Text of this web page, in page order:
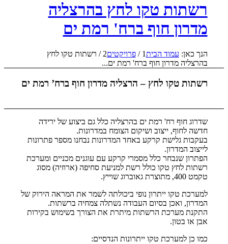
רשתות טקו לחץ בהרצליה
מדרון חוף ברח' רמת ים
הנך כאן: עמוד הבית1
/ פרויקטים2
/ רשתות טקו לחץ
בהרצליה מדרון חוף ברח' רמת ים...
רשתות טקו לחץ – הרצליה מדרון חוף ברח’ רמת ים
שדרוג חוף רח' רמת ים בהרצליה כלל גם ביצוע של ירידה
חדשה לחוף, ייצוב ושיקום הצומח במדרונות.
בעקבות גלישת קרקע באחד המדרונות נבחנו מספר פתרונות
לייצוב המדרון.
הפתרון שנבחר כלל מסמרי קרקע עם עוגנים מכניים ומערכת
רשתות לחץ טקו כולל רשת למניעת סחיפה (ארוזיה) מסוג
טקמט 400, מתוצרת גאוברוג שוייץ.
למערכת טקו ייתרון נופי ביכולתה לשמר את המראה הירוק של
המדרון, ואכן בסיום העבודה נשתלה צמחיה ברשתות.
התקנת מערכת הרשתות מיתרת את הצורך בשימוש בקירות
אבן או בטון.
כמו כן למערכת טקו ייתרונות הנדסיים: